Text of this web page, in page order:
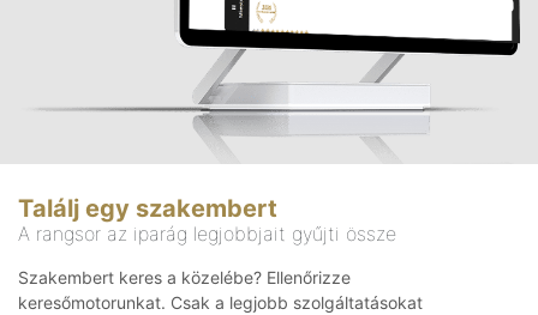
Találj egy szakembert
A rangsor az iparág legjobbjait gyűjti össze
Szakembert keres a közelébe? Ellenőrizze
keresőmotorunkat. Csak a legjobb szolgáltatásokat